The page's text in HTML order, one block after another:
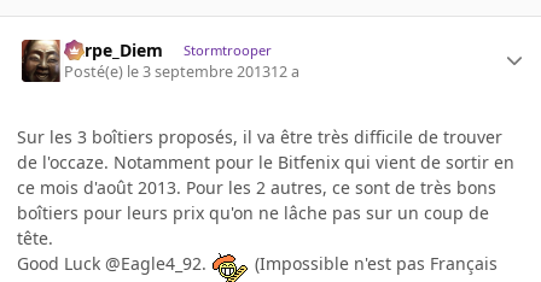
Carpe_Diem Stormtrooper
Posté(e) le 3 septembre 201312 a
Sur les 3 boîtiers proposés, il va être très difficile de trouver
de l'occaze. Notamment pour le Bitfenix qui vient de sortir en
ce mois d'août 2013. Pour les 2 autres, ce sont de très bons
boîtiers pour leurs prix qu'on ne lâche pas sur un coup de
tête.
Good Luck @Eagle4_92.
(Impossible n'est pas Français